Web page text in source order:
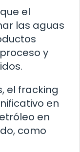
el
las aguas
y
el fracking
en
en
como